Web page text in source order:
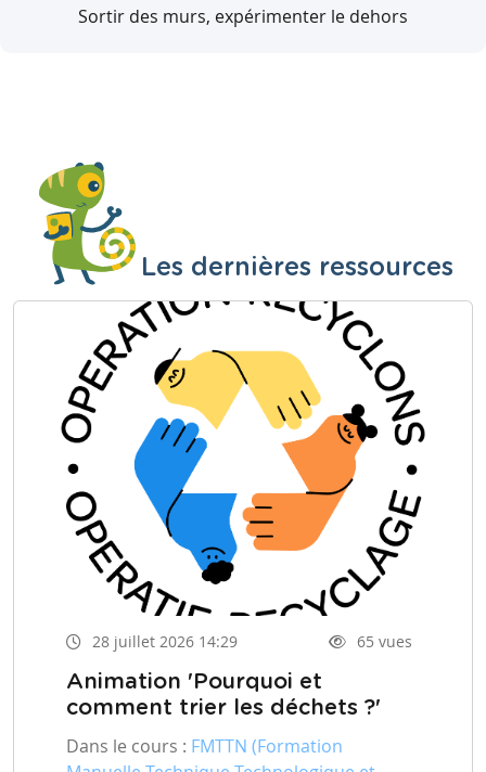
Sortir des murs, expérimenter le dehors
Les dernières ressources
28 juillet 2026 14:29 65 vues
Animation 'Pourquoi et
comment trier les déchets ?'
Dans le cours : FMTTN (Formation